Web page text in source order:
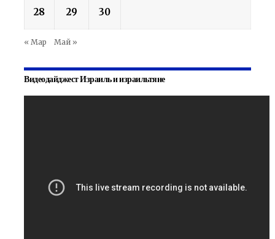
28 29 30
« Мар Май »
Видеодайджест Израиль и израильтяне